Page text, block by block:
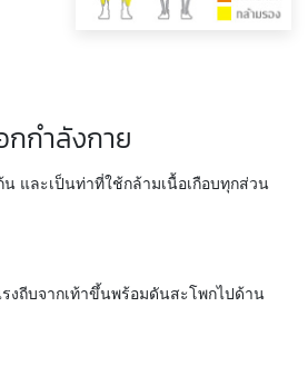
กกำลังกาย
และเป็นท่าที่ใช้กล้ามเนื้อเกือบทุกส่วน
รงถีบจากเท้าขึ้นพร้อมดันสะโพกไปด้าน